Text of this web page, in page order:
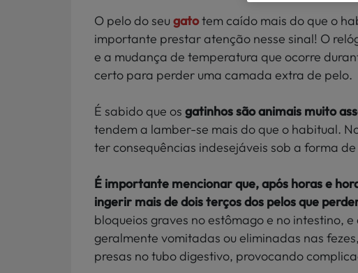
O pelo do seu gatotem caído mais do que o
importante prestar atenção nesse sinal! O
e a mudança de temperatura que ocorre
certo para perder uma camada extra de pelo.
É sabido que os gatinhos são animais muito
tendem a lamber-se mais do que o habitual.
ter consequências indesejáveis sob a forma de
É importante mencionar que, após horas e
ingerir mais de dois terços dos pelos que
bloqueios graves no estômago e no intestino,
geralmente vomitadas ou eliminadas nas
presas no tubo digestivo, provocando